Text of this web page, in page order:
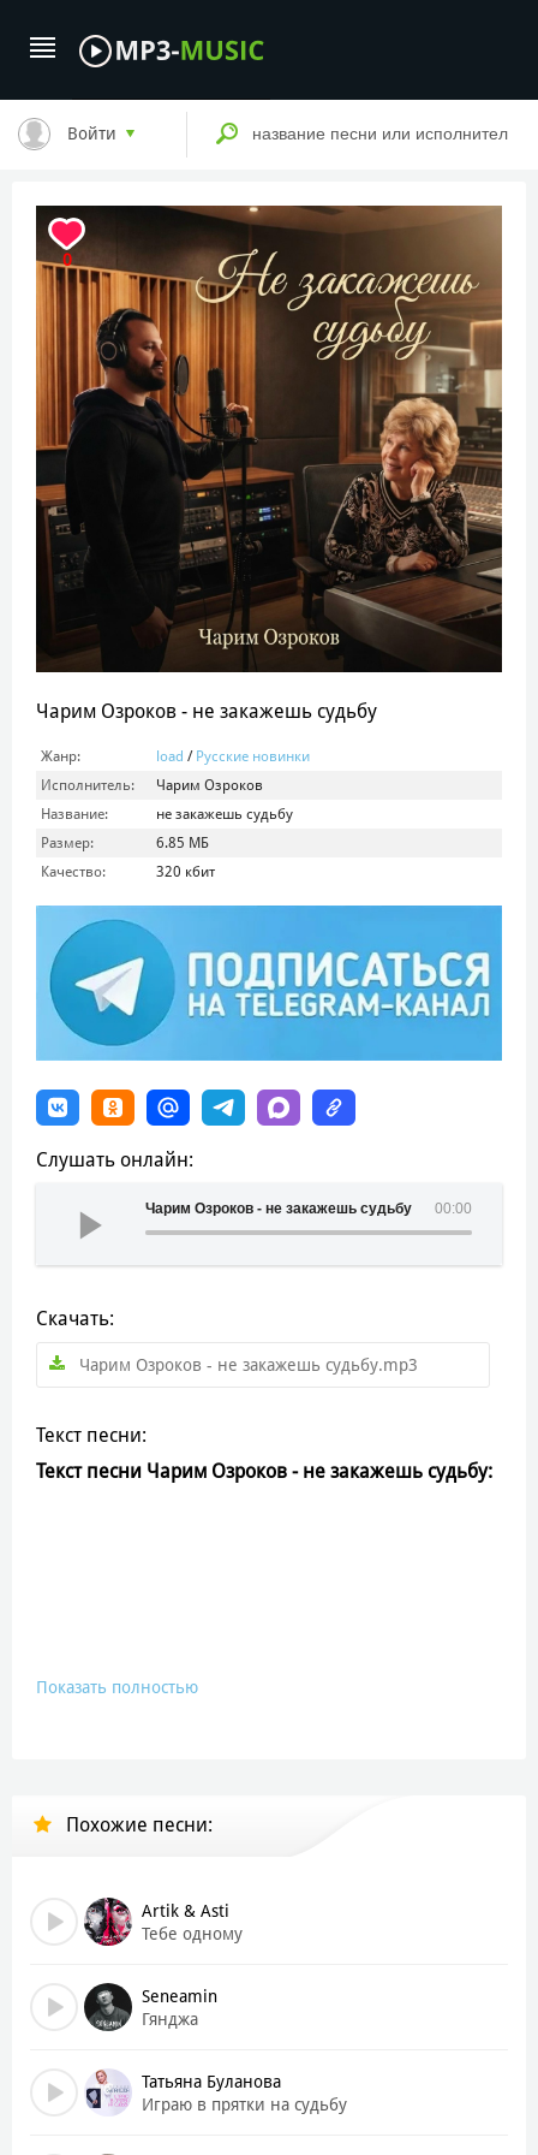
Войти
0
Чарим Озроков - не закажешь судьбу
Жанр: load / Русские новинки
Исполнитель:
Чарим Озроков
Название:
не закажешь судьбу
Размер:
6.85 МБ
Качество:
320 кбит
Слушать онлайн:
00:00
Чарим Озроков - не закажешь судьбу
Скачать:
Чарим Озроков - не закажешь судьбу.mp3
Текст песни:
Текст песни Чарим Озроков - не закажешь судьбу:
Показать полностью
Похожие песни:
Artik & Asti
Тебе одному
Seneamin
Гянджа
Татьяна Буланова
Играю в прятки на судьбу